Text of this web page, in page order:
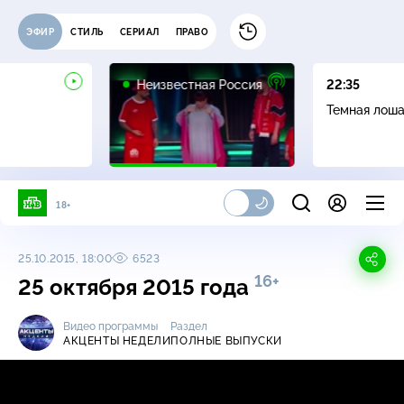
ЭФИР СТИЛЬ СЕРИАЛ ПРАВО
Неизвестная Россия
6+
22:35
Темная
18+
25.10.2015, 18:00 6523
25 октября 2015 года 16+
Видео программы
АКЦЕНТЫ НЕДЕЛИ
Раздел
ПОЛНЫЕ ВЫПУСКИ